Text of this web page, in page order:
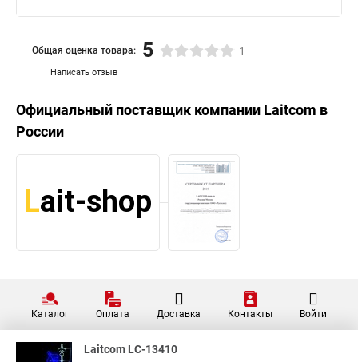
Написать отзыв
Общая оценка товара: 5 1
Официальный поставщик компании Laitcom в
России
Каталог Оплата Доставка Контакты Войти
Laitcom LC-13410